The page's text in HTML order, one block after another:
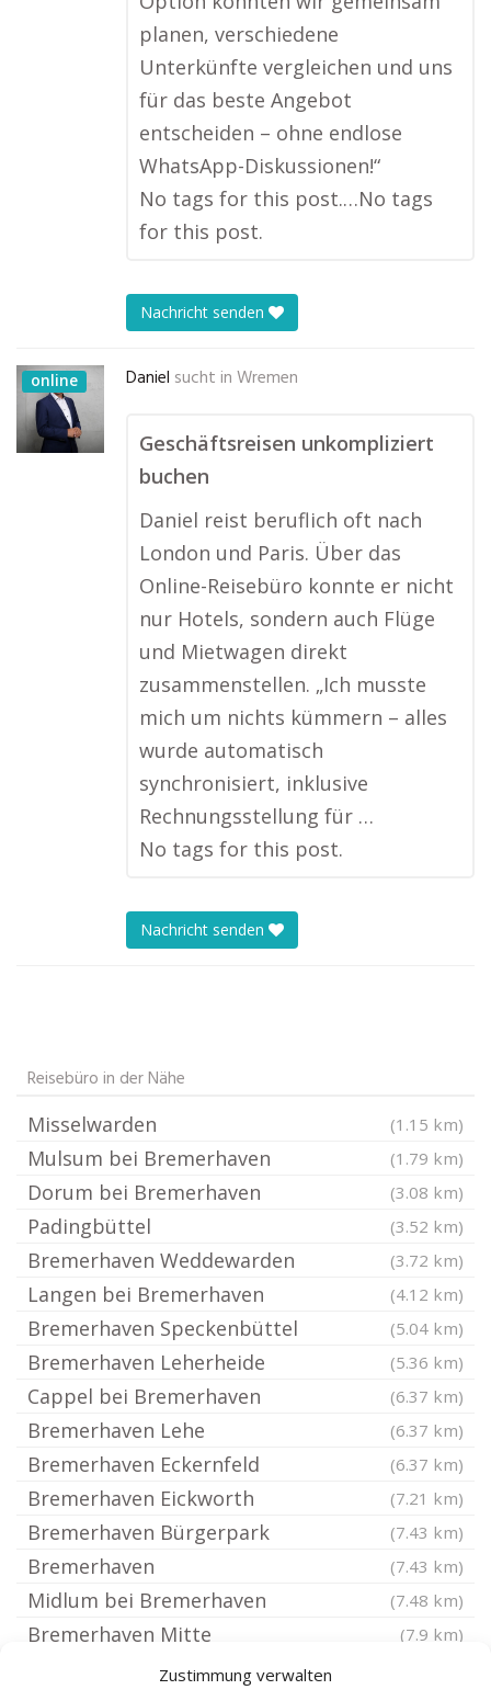
Zustimmung verwalten
planen, verschiedene
Unterkünfte vergleichen und uns
für das beste Angebot
entscheiden – ohne endlose
WhatsApp-Diskussionen!“
No tags for this post.…No tags
for this post.
Nachricht senden
online Daniel sucht in Wremen
Geschäftsreisen unkompliziert
buchen
Daniel reist beruflich oft nach
London und Paris. Über das
Online-Reisebüro konnte er nicht
nur Hotels, sondern auch Flüge
und Mietwagen direkt
zusammenstellen. „Ich musste
mich um nichts kümmern – alles
wurde automatisch
synchronisiert, inklusive
Rechnungsstellung für …
No tags for this post.
Nachricht senden
Reisebüro in der Nähe
Misselwarden (1.15 km)
Mulsum bei Bremerhaven (1.79 km)
Dorum bei Bremerhaven (3.08 km)
Padingbüttel (3.52 km)
Bremerhaven Weddewarden (3.72 km)
Langen bei Bremerhaven (4.12 km)
Bremerhaven Speckenbüttel (5.04 km)
Bremerhaven Leherheide (5.36 km)
Cappel bei Bremerhaven (6.37 km)
Bremerhaven Lehe (6.37 km)
Bremerhaven Eckernfeld (6.37 km)
Bremerhaven Eickworth (7.21 km)
Bremerhaven Bürgerpark (7.43 km)
Bremerhaven (7.43 km)
Midlum bei Bremerhaven (7.48 km)
Bremerhaven Mitte (7.9 km)
Bremerhaven Geestemünde